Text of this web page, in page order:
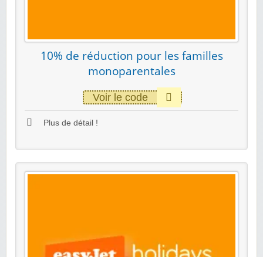
10% de réduction pour les familles
monoparentales
Voir le code
Plus de détail !